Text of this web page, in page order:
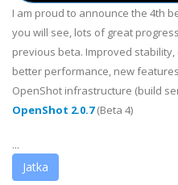
I am proud to announce the 4th
you will see, lots of great
previous beta. Improved
better performance, new
OpenShot infrastructure (build
OpenShot 2.0.7(Beta 4)
...
Jatka